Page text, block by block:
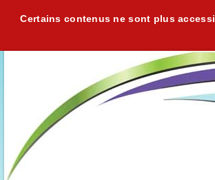
Certains contenus ne sont plus